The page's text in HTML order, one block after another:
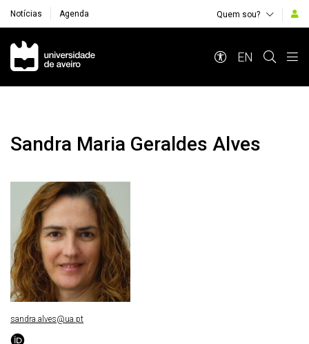
Notícias Agenda Quem sou?
Navegação Principal
EN
Sandra Maria Geraldes Alves
sandra.alves@ua.pt